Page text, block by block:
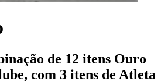
de 12 itens Ouro
com 3 itens de Atleta